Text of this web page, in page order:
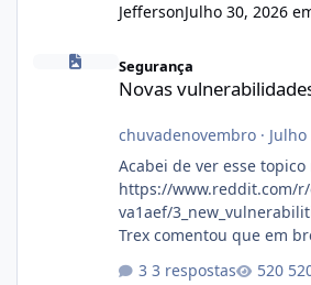
JeffersonJulho 30, 2026
Novas vulnerabilidades no cPanel
Segurança
Novas
chuvadenovembro·
Acabei de ver esse
https://www.reddit.com/
va1aef/
Trex comentou que em
3 respostas